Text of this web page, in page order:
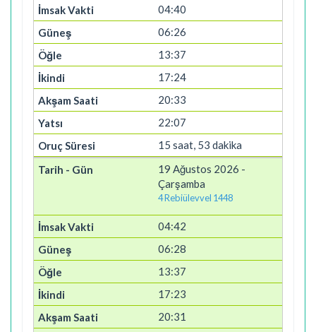
04:40
06:26
13:37
17:24
20:33
22:07
15 saat, 53 dakika
19 Ağustos 2026 -
Çarşamba
4 Rebiülevvel 1448
04:42
06:28
13:37
17:23
20:31